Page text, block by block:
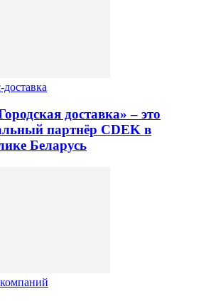
доставка» – это
партнёр CDEK в
Беларусь